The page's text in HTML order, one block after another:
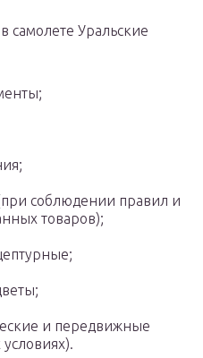
самолете Уральские
соблюдении правил и
товаров);
и передвижные